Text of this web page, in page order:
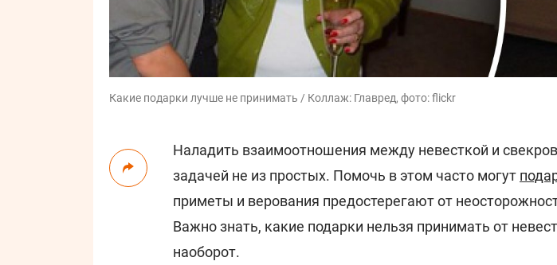
Какие подарки лучше не принимать / Коллаж: Главред, фото: flickr
Наладить взаимоотношения между невесткой и
задачей не из простых. Помочь в этом часто могут
приметы и верования предостерегают от
Важно знать, какие подарки нельзя принимать от
наоборот.